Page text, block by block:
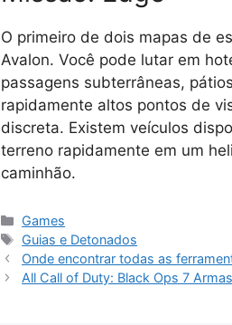
O primeiro de dois mapas de
Avalon. Você pode lutar em
passagens subterrâneas,
rapidamente altos pontos de
discreta. Existem veículos
terreno rapidamente em um
caminhão.
Categorias
Games
Tags
Guias e Detonados
Onde encontrar todas as
All Call of Duty: Black Ops 7